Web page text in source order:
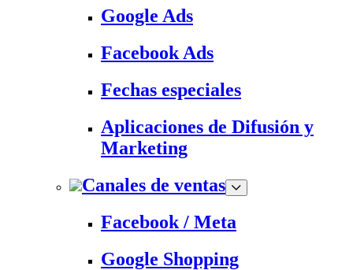
Google Ads
Facebook Ads
Fechas especiales
Aplicaciones de Difusión y
Marketing
Canales de ventas
Facebook / Meta
Google Shopping